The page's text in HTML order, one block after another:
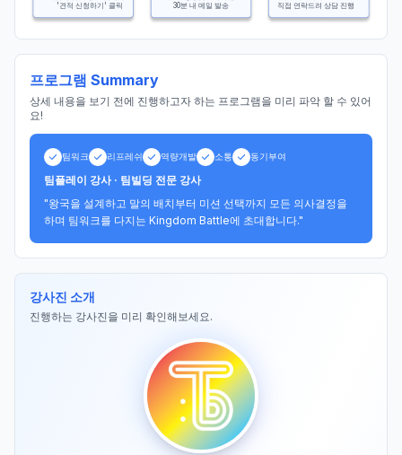
'견적 신청하기' 클릭
30분 내 메일 발송
직접 연락드려 상담 진행
프로그램 Summary
상세 내용을 보기 전에 진행하고자 하는 프로그램을 미리 파악 할 수 있어
요!
팀워크 리프레쉬 역량개발 소통 동기부여
팀플레이 강사 · 팀빌딩 전문 강사
"왕국을 설계하고 말의 배치부터 미션 선택까지 모든 의사결정을
하며 팀워크를 다지는 Kingdom Battle에 초대합니다."
강사진 소개
진행하는 강사진을 미리 확인해보세요.